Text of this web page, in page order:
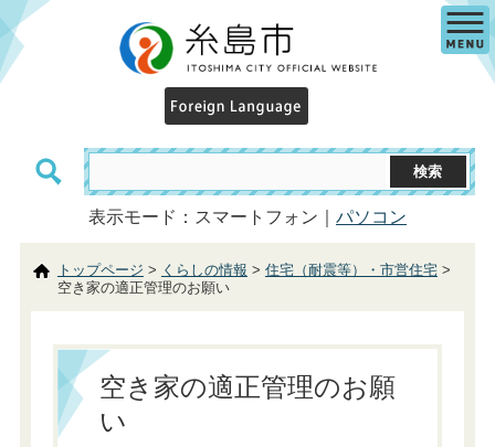
表示モード：スマートフォン｜ パソコン
トップページ > くらしの情報 > 住宅（耐震等）・市営住宅>
空き家の適正管理のお願い
空き家の適正管理のお願
い